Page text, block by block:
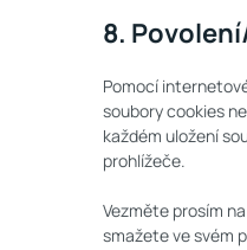
8.
Pomocí
soubory cookies
každém uložení
prohlížeče.
Vezměte prosím
smažete ve svém